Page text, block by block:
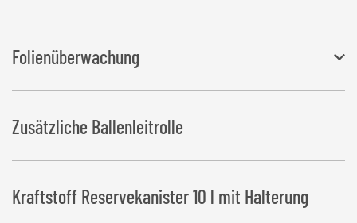
Breite ändert sich auf 2.130 mm
Folienüberwachung
Schaltet den Wickelvorgang bei Folienriss bzw. Folienende ab
Zusätzliche Ballenleitrolle
Kraftstoff Reservekanister 10 l mit Halterung